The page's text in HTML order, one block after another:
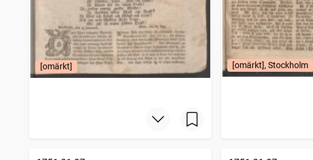
[omärkt] [omärkt], Stockholm